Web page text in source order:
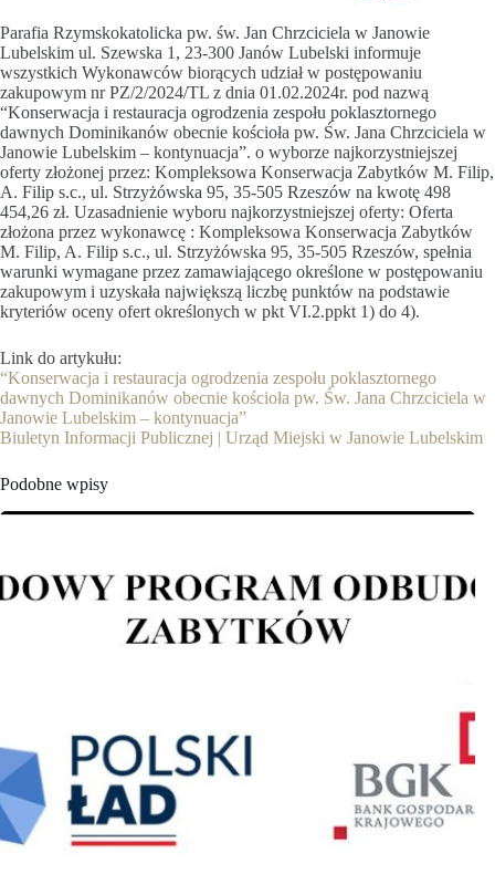
Parafia Rzymskokatolicka pw. św. Jan Chrzciciela w Janowie
Lubelskim ul. Szewska 1, 23-300 Janów Lubelski informuje
wszystkich Wykonawców biorących udział w postępowaniu
zakupowym nr PZ/2/2024/TL z dnia 01.02.2024r. pod nazwą
“Konserwacja i restauracja ogrodzenia zespołu poklasztornego
dawnych Dominikanów obecnie kościoła pw. Św. Jana Chrzciciela w
Janowie Lubelskim – kontynuacja”. o wyborze najkorzystniejszej
oferty złożonej przez: Kompleksowa Konserwacja Zabytków M. Filip,
A. Filip s.c., ul. Strzyżówska 95, 35-505 Rzeszów na kwotę 498
454,26 zł. Uzasadnienie wyboru najkorzystniejszej oferty: Oferta
złożona przez wykonawcę : Kompleksowa Konserwacja Zabytków
M. Filip, A. Filip s.c., ul. Strzyżówska 95, 35-505 Rzeszów, spełnia
warunki wymagane przez zamawiającego określone w postępowaniu
zakupowym i uzyskała największą liczbę punktów na podstawie
kryteriów oceny ofert określonych w pkt VI.2.ppkt 1) do 4).
Link do artykułu:
“Konserwacja i restauracja ogrodzenia zespołu poklasztornego
dawnych Dominikanów obecnie kościoła pw. Św. Jana Chrzciciela w
Janowie Lubelskim – kontynuacja”
Biuletyn Informacji Publicznej | Urząd Miejski w Janowie Lubelskim
Podobne wpisy